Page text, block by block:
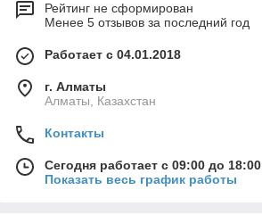
Рейтинг не сформирован
Менее 5 отзывов за последний год
Работает с 04.01.2018
г. Алматы
Алматы, Казахстан
Контакты
Сегодня работает с 09:00 до 18:00
Показать весь график работы